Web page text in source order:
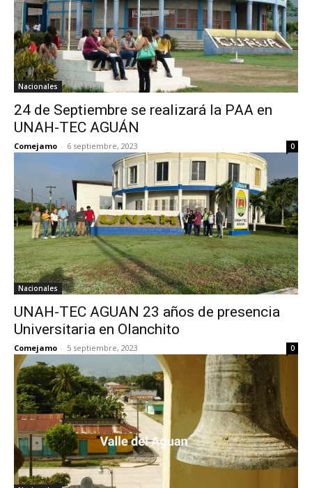
Nacionales
24 de Septiembre se realizará la PAA en
UNAH-TEC AGUÁN
Comejamo - 6 septiembre, 2023 0
Nacionales
UNAH-TEC AGUAN 23 años de presencia
Universitaria en Olanchito
Comejamo - 5 septiembre, 2023 0